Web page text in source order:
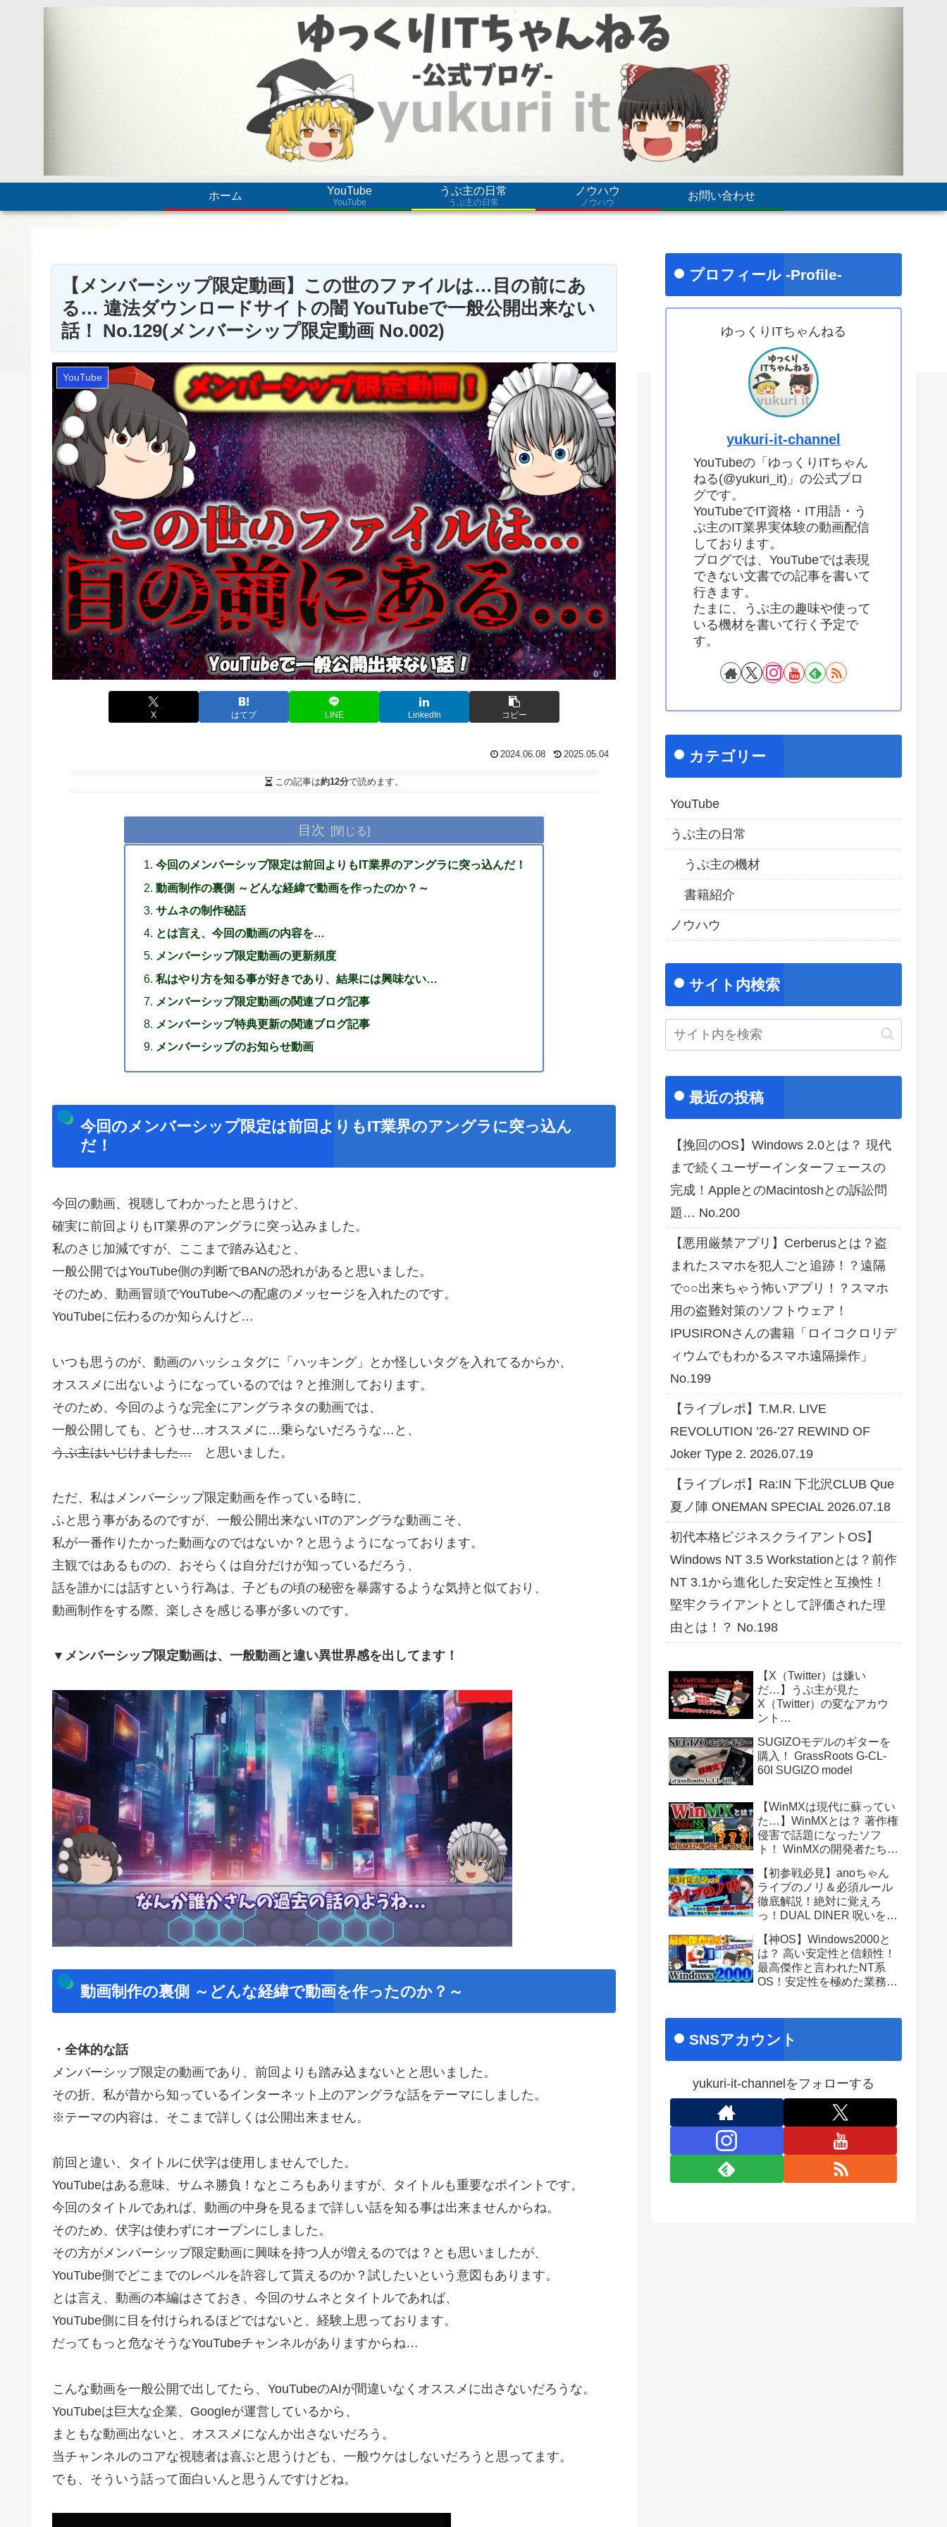
ホーム
YouTube
YouTube
うぷ主の日常
うぷ主の日常
ノウハウ
ノウハウ
お問い合わせ
【メンバーシップ限定動画】この世のファイルは…目の前にあ
る… 違法ダウンロードサイトの闇 YouTubeで一般公開出来ない
話！ No.129(メンバーシップ限定動画 No.002)
YouTube
X はてブ LINE LinkedIn コピー
2024.06.08 2025.05.04
この記事は約12分で読めます。
目次
今回のメンバーシップ限定は前回よりもIT業界のアングラに突っ込んだ！
動画制作の裏側 ～どんな経緯で動画を作ったのか？～
サムネの制作秘話
とは言え、今回の動画の内容を…
メンバーシップ限定動画の更新頻度
私はやり方を知る事が好きであり、結果には興味ない…
メンバーシップ限定動画の関連ブログ記事
メンバーシップ特典更新の関連ブログ記事
メンバーシップのお知らせ動画
今回のメンバーシップ限定は前回よりもIT業界のアングラに突っ込ん
だ！
今回の動画、視聴してわかったと思うけど、
確実に前回よりもIT業界のアングラに突っ込みました。
私のさじ加減ですが、ここまで踏み込むと、
一般公開ではYouTube側の判断でBANの恐れがあると思いました。
そのため、動画冒頭でYouTubeへの配慮のメッセージを入れたのです。
YouTubeに伝わるのか知らんけど…
いつも思うのが、動画のハッシュタグに「ハッキング」とか怪しいタグを入れてるからか、
オススメに出ないようになっているのでは？と推測しております。
そのため、今回のような完全にアングラネタの動画では、
一般公開しても、どうせ…オススメに…乗らないだろうな…と、
うぷ主はいじけました… と思いました。
ただ、私はメンバーシップ限定動画を作っている時に、
ふと思う事があるのですが、一般公開出来ないITのアングラな動画こそ、
私が一番作りたかった動画なのではないか？と思うようになっております。
主観ではあるものの、おそらくは自分だけが知っているだろう、
話を誰かには話すという行為は、子どもの頃の秘密を暴露するような気持と似ており、
動画制作をする際、楽しさを感じる事が多いのです。
▼メンバーシップ限定動画は、一般動画と違い異世界感を出してます！
動画制作の裏側 ～どんな経緯で動画を作ったのか？～
・全体的な話
メンバーシップ限定の動画であり、前回よりも踏み込まないとと思いました。
その折、私が昔から知っているインターネット上のアングラな話をテーマにしました。
※テーマの内容は、そこまで詳しくは公開出来ません。
前回と違い、タイトルに伏字は使用しませんでした。
YouTubeはある意味、サムネ勝負！なところもありますが、タイトルも重要なポイントです。
今回のタイトルであれば、動画の中身を見るまで詳しい話を知る事は出来ませんからね。
そのため、伏字は使わずにオープンにしました。
その方がメンバーシップ限定動画に興味を持つ人が増えるのでは？とも思いましたが、
YouTube側でどこまでのレベルを許容して貰えるのか？試したいという意図もあります。
とは言え、動画の本編はさておき、今回のサムネとタイトルであれば、
YouTube側に目を付けられるほどではないと、経験上思っております。
だってもっと危なそうなYouTubeチャンネルがありますからね…
こんな動画を一般公開で出してたら、YouTubeのAIが間違いなくオススメに出さないだろうな。
YouTubeは巨大な企業、Googleが運営しているから、
まともな動画出ないと、オススメになんか出さないだろう。
当チャンネルのコアな視聴者は喜ぶと思うけども、一般ウケはしないだろうと思ってます。
でも、そういう話って面白いんと思うんですけどね。
プロフィール -Profile-
ゆっくりITちゃんねる
yukuri-it-channel
YouTubeの「ゆっくりITちゃん
ねる(@yukuri_it)」の公式ブロ
グです。
YouTubeでIT資格・IT用語・う
ぷ主のIT業界実体験の動画配信
しております。
ブログでは、YouTubeでは表現
できない文書での記事を書いて
行きます。
たまに、うぷ主の趣味や使って
いる機材を書いて行く予定で
す。
カテゴリー
YouTube
うぷ主の日常
うぷ主の機材
書籍紹介
ノウハウ
サイト内検索
最近の投稿
【挽回のOS】Windows 2.0とは？ 現代
まで続くユーザーインターフェースの
完成！AppleとのMacintoshとの訴訟問
題… No.200
【悪用厳禁アプリ】Cerberusとは？盗
まれたスマホを犯人ごと追跡！？遠隔
で○○出来ちゃう怖いアプリ！？スマホ
用の盗難対策のソフトウェア！
IPUSIRONさんの書籍「ロイコクロリデ
ィウムでもわかるスマホ遠隔操作」
No.199
【ライブレポ】T.M.R. LIVE
REVOLUTION ’26-’27 REWIND OF
Joker Type 2. 2026.07.19
【ライブレポ】Ra:IN 下北沢CLUB Que
夏ノ陣 ONEMAN SPECIAL 2026.07.18
初代本格ビジネスクライアントOS】
Windows NT 3.5 Workstationとは？前作
NT 3.1から進化した安定性と互換性！
堅牢クライアントとして評価された理
由とは！？ No.198
【X（Twitter）は嫌い
だ…】うぷ主が見た
X（Twitter）の変なアカウ
ント…
SUGIZOモデルのギターを
購入！ GrassRoots G-CL-
60I SUGIZO model
【WinMXは現代に蘇ってい
た…】WinMXとは？ 著作権
侵害で話題になったソフ
ト！ WinMXの開発者たちが
「Fopnu」とは？ No.140
【初参戦必見】anoちゃん
ライブのノリ＆必須ルール
徹底解説！絶対に覚えろ
っ！DUAL DINER 呪いをか
あのちゃんライブ
【神OS】Windows2000と
は？ 高い安定性と信頼性！
最高傑作と言われたNT系
OS！安定性を極めた業務向
SNSアカウント
yukuri-it-channelをフォローする